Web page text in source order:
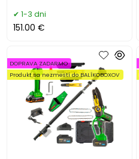
1-3 dni
151.00 €
DOPRAVA ZADARMO
Produkt sa nezmestí do BALÍKOBOXOV